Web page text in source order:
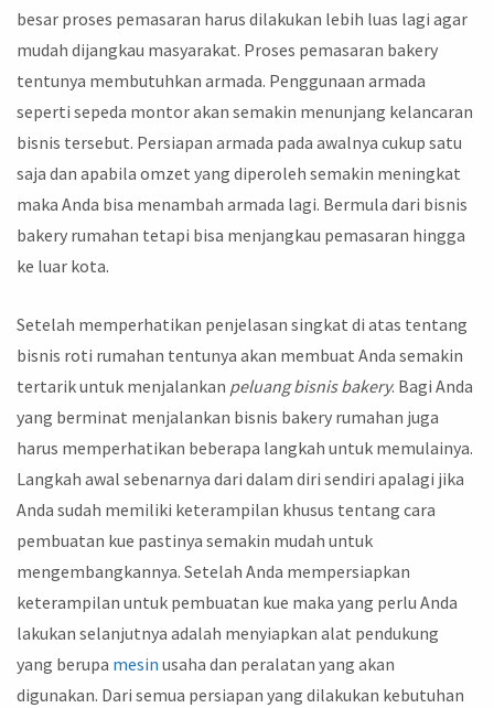
besar proses pemasaran harus dilakukan lebih luas lagi agar
mudah dijangkau masyarakat. Proses pemasaran bakery
tentunya membutuhkan armada. Penggunaan armada
seperti sepeda montor akan semakin menunjang kelancaran
bisnis tersebut. Persiapan armada pada awalnya cukup satu
saja dan apabila omzet yang diperoleh semakin meningkat
maka Anda bisa menambah armada lagi. Bermula dari bisnis
bakery rumahan tetapi bisa menjangkau pemasaran hingga
ke luar kota.
Setelah memperhatikan penjelasan singkat di atas tentang
bisnis roti rumahan tentunya akan membuat Anda semakin
tertarik untuk menjalankan peluang bisnis bakery. Bagi Anda
yang berminat menjalankan bisnis bakery rumahan juga
harus memperhatikan beberapa langkah untuk memulainya.
Langkah awal sebenarnya dari dalam diri sendiri apalagi jika
Anda sudah memiliki keterampilan khusus tentang cara
pembuatan kue pastinya semakin mudah untuk
mengembangkannya. Setelah Anda mempersiapkan
keterampilan untuk pembuatan kue maka yang perlu Anda
lakukan selanjutnya adalah menyiapkan alat pendukung
yang berupa mesin usaha dan peralatan yang akan
digunakan. Dari semua persiapan yang dilakukan kebutuhan